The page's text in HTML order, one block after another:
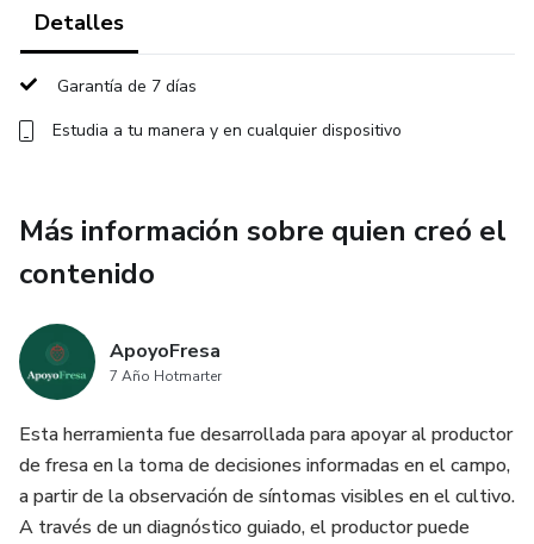
No se envían materiales físicos.
Detalles
Garantía de 7 días
Estudia a tu manera y en cualquier dispositivo
Más información sobre quien creó el
contenido
ApoyoFresa
7 Año Hotmarter
Esta herramienta fue desarrollada para apoyar al productor
de fresa en la toma de decisiones informadas en el campo,
a partir de la observación de síntomas visibles en el cultivo.
A través de un diagnóstico guiado, el productor puede